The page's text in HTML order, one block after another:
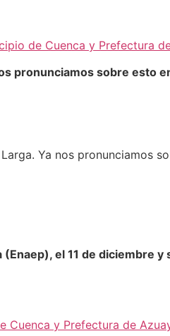
de Cuenca y Prefectura
pronunciamos sobre esto
Ya nos pronunciamos
el 11 de diciembre
Cuenca y Prefectura de